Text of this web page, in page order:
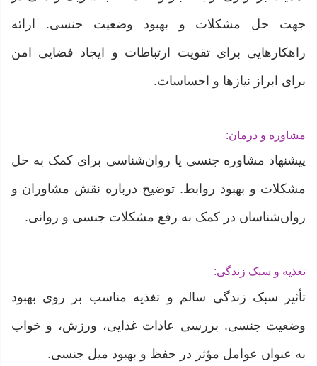
جهت حل مشکلات و بهبود وضعیت جنسی. ارائه
راهکارهایی برای تقویت ارتباطات و ایجاد فضایی امن
برای ابراز نیازها و احساسات.
مشاوره و درمان:
پیشنهاد مشاوره جنسی یا روان‌شناسی برای کمک به حل
مشکلات و بهبود روابط. توضیح درباره نقش مشاوران و
روان‌شناسان در کمک به رفع مشکلات جنسی و روانی.
تغذیه و سبک زندگی:
تأثیر سبک زندگی سالم و تغذیه مناسب بر روی بهبود
وضعیت جنسی. بررسی عادات غذایی، ورزش، و خواب
به عنوان عوامل مؤثر در حفظ و بهبود میل جنسی.